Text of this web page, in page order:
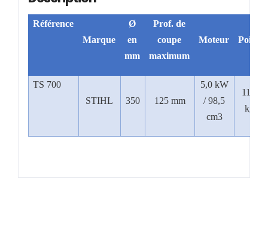
Référence
Marque
Ø
en
mm
Prof. de
coupe
maximum
Moteur Poids
TS 700
STIHL
350 125 mm
5,0 kW
/ 98,5
cm3
11,6
kg